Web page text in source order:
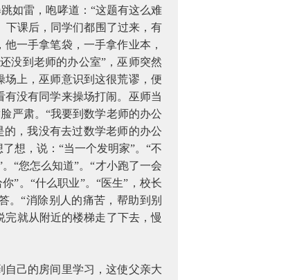
如雷，咆哮道：“这题有这么难
下课后，同学们都围了过来，有
一手拿笔袋，一手拿作业本，
没到老师的办公室”，巫师突然
上，巫师意识到这很荒谬，便
没有同学来操场打闹。巫师当
严肃。“我要到数学老师的办公
，我没有去过数学老师的办公
想，说：“当一个发明家”。“不
“您怎么知道”。“才小跑了一会
”。“什么职业”。“医生”，校长
。“消除别人的痛苦，帮助到别
就从附近的楼梯走了下去，慢
己的房间里学习，这使父亲大